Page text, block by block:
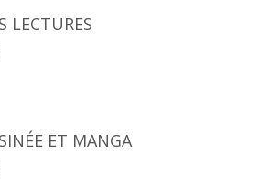
LECTURES
ET MANGA